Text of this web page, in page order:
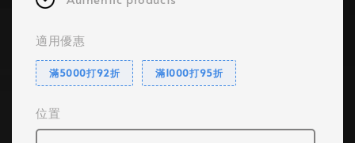
適用優惠
滿5000打92折 滿1000打95折
位置